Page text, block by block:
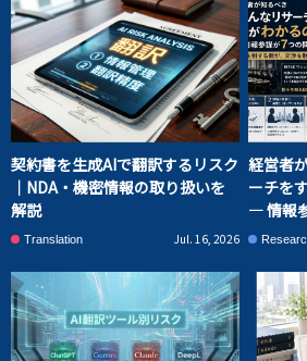
契約書を生成AIで翻訳するリスク
｜NDA・機密情報の取り扱いを
解説
Translation Jul. 16, 2026
経営者
ーチを
― 情報